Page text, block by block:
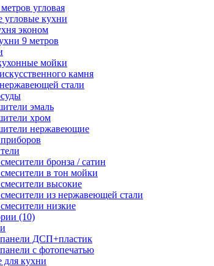
угловая
угловые кухни
эконом
9 метров
мойки
камня
стали
эмаль
хром
нержавеющие
бронза / сатин
в тон мойки
высокие
из нержавеющей стали
низкие
(10)
ДСП+пластик
с фотопечатью
кухни